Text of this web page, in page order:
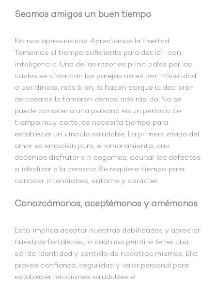
Seamos amigos un buen tiempo
No nos apresuremos. Apreciemos la libertad.
Tomemos el tiempo suficiente para decidir con
inteligencia. Una de las razones principales por las
cuales se divorcian las parejas no es por infidelidad
o por dinero, más bien, lo hacen porque la decisión
de casarse la tomaron demasiado rápido. No se
puede conocer a una persona en un período de
tiempo muy corto, se necesita tiempo para
establecer un vínculo saludable. La primera etapa del
amor es emoción pura, enamoramiento, que
debemos disfrutar sin cegarnos, ocultar los defectos
o idealizar a la persona. Se requiere tiempo para
conocer intensiones, entorno y carácter.
Conozcámonos, aceptémonos y amémonos
Esto implica aceptar nuestras debilidades y apreciar
nuestras fortalezas, lo cual nos permite tener una
sólida identidad y sentido de nosotros mismos. Ello
provee confianza, seguridad y valor personal para
establecer relaciones saludables e